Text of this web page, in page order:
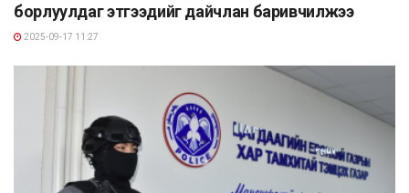
борлуулдаг этгээдийг дайчлан баривчилжээ
2025-09-17 11:27